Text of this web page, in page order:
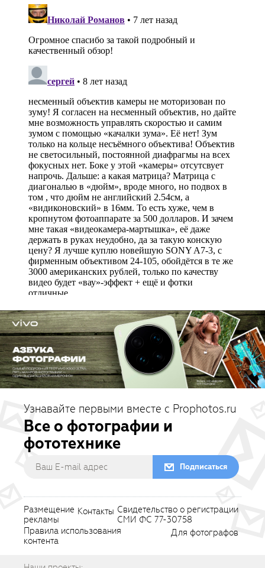
Узнавайте первыми вместе с Prophotos.ru
Все о фотографии и
фототехнике
Подписаться
Размещение
рекламы
Контакты Свидетельство о регистрации
СМИ ФС 77-30758
Правила использования
контента
Для фотографов